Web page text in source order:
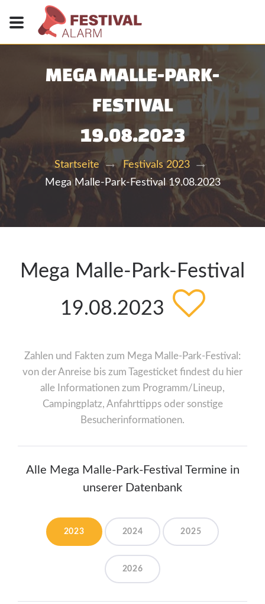
MEGA MALLE-PARK-
FESTIVAL
19.08.2023
Startseite
Festivals 2023
Mega Malle-Park-Festival 19.08.2023
Mega Malle-Park-Festival
19.08.2023
Zahlen und Fakten zum Mega Malle-Park-Festival:
von der Anreise bis zum Tagesticket findest du hier
alle Informationen zum Programm/Lineup,
Campingplatz, Anfahrttipps oder sonstige
Besucherinformationen.
Alle Mega Malle-Park-Festival Termine in
unserer Datenbank
2023 2024 2025
2026